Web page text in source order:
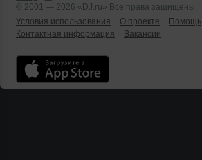
© 2001 — 2026 «DJ.ru» Все права защищены.
Условия использования
О проекте Помощь
Контактная информация
Вакансии